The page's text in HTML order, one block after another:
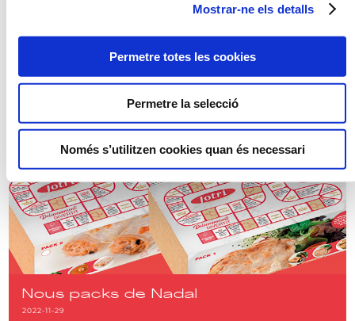
Mostrar-ne els detalls
Permetre totes les cookies
Permetre la selecció
Només s’utilitzen cookies quan és necessari
2025-06-17
Un distintiu que premia l’excel.lència dels productes
cegues realitzats per un comitè d’experts.
Llegir més
Nous packs de Nadal
2022-11-29